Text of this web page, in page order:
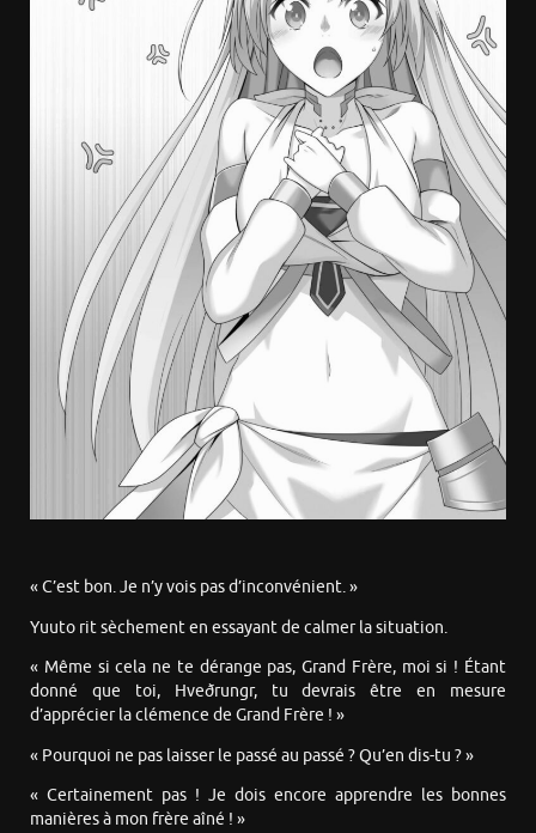
« C’est bon. Je n’y vois pas d’inconvénient. »
Yuuto rit sèchement en essayant de calmer la situation.
« Même si cela ne te dérange pas, Grand Frère, moi si ! Étant
donné que toi, Hveðrungr, tu devrais être en mesure
d’apprécier la clémence de Grand Frère ! »
« Pourquoi ne pas laisser le passé au passé ? Qu’en dis-tu ? »
« Certainement pas ! Je dois encore apprendre les bonnes
manières à mon frère aîné ! »